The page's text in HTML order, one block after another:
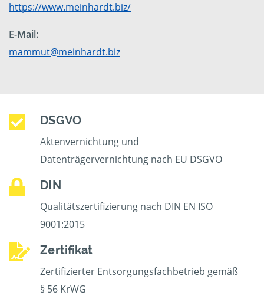
https://www.meinhardt.biz/
E-Mail:
mammut@meinhardt.biz
DSGVO
Aktenvernichtung und
Datenträgervernichtung nach EU DSGVO
DIN
Qualitätszertifizierung nach DIN EN ISO
9001:2015
Zertifikat
Zertifizierter Entsorgungsfachbetrieb gemäß
§ 56 KrWG